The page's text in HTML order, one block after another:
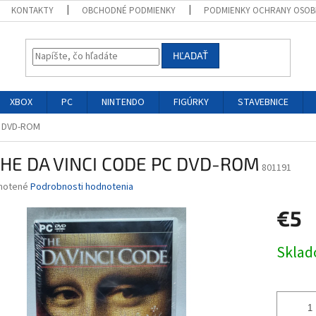
KONTAKTY OBCHODNÉ PODMIENKY PODMIENKY OCHRANY
HĽADAŤ
XBOX PC NINTENDO FIGÚRKY STAVEBNICE
ROM
DA VINCI CODE PC DVD-ROM 801191
Podrobnosti hodnotenia
€5
cena: